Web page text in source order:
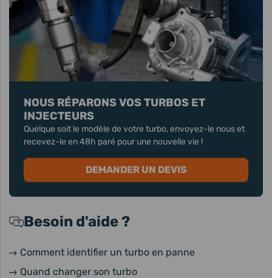
NOUS RÉPARONS VOS TURBOS ET
INJECTEURS
Quelque soit le modèle de votre turbo, envoyez-le nous et
recevez-le en 48h paré pour une nouvelle vie !
DEMANDER UN DEVIS
Besoin d'aide ?
Comment identifier un turbo en panne
Quand changer son turbo